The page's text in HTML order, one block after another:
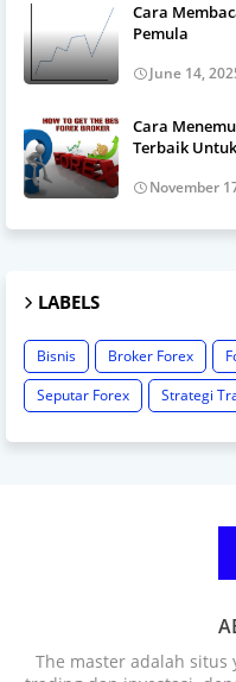
Cara
Pemula
June 14,
Cara
Terbaik
November
LABELS
Bisnis Broker Forex
Seputar Forex
Strategi
The master adalah